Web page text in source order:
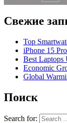
Свежие
Top
iPhone 15
Best Laptops
Economic
Global
Поиск
Search for: